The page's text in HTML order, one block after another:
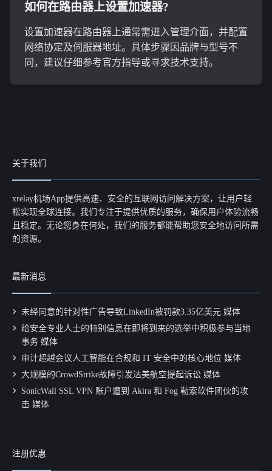
如何在路由器上设置加速器?
设置加速器在路由器上通常需进入管理介面，并配置
网络协定及伺服器地址。具体步骤因品牌与型号不
同，建议仔细参考官方指导或寻求技术支持。
关于我们
xrelay机场App提供高速、安全的互联网访问解决方案，让用户轻
松实现全球连接。我们专注于提供优质的服务，确保用户体验流畅
且稳定。无论您身在何处，我们的服务都能帮助您安全地访问所需
的资源。
最新消息
未经同意的针对性广告导致LinkedIn被罚款3.35亿美元 媒体
给安全专业人士的特别信息在即将到来的选举中积极参与当地
事务 媒体
审计超越会议人工智能在合规和 IT 安全中的核心地位 媒体
大规模的CrowdStrike故障引发达美航空提起诉讼 媒体
SonicWall SSL VPN 账户遭到 Akira 和 Fog 勒索软件团伙的攻
击 媒体
注册优惠